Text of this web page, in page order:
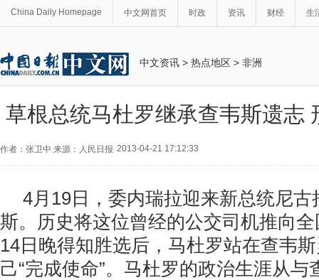
China Daily Homepage 中文网首页 时政 资讯 财经 生
中文资讯 > 热点地区 > 非洲
草根总统马杜罗继承查韦斯遗志
作者：张卫中 来源：人民日报 2013-04-21 17:12:33
4月19日，委内瑞拉迎来新总统尼古
斯。历史将这位曾经的公交司机推向
14日晚得知胜选后，马杜罗站在查韦
己“完成使命”。马杜罗的政治生涯从与